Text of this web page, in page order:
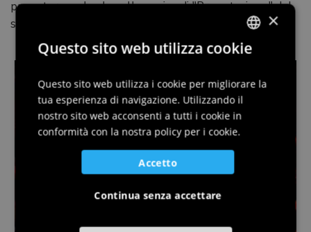
prenotare andando sulla pagina di "Prenotazione" del
sito internet www.bandolotango.it
ENGLISH
GERMAN
SLOVENIAN
×
Questo sito web utilizza cookie
Questo sito web utilizza i cookie per migliorare la
tua esperienza di navigazione. Utilizzando il
nostro sito web acconsenti a tutti i cookie in
conformità con la nostra policy per i cookie.
Accetto
Continua senza accettare